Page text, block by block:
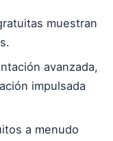
muestran
avanzada,
impulsada
a menudo